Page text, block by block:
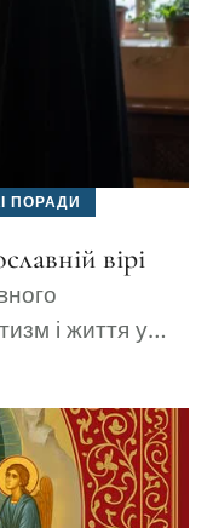
ПОРАДИ
вірі
і життя у